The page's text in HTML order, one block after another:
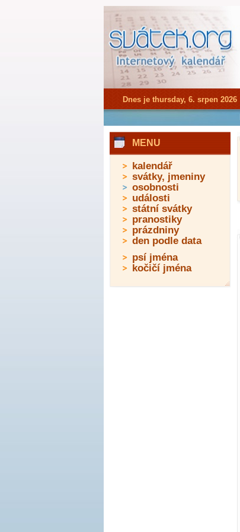
MENU
kalendář
svátky, jmeniny
osobnosti
události
státní svátky
pranostiky
prázdniny
den podle data
psí jména
kočičí jména
Dnes je thursday, 6. srpen 2026